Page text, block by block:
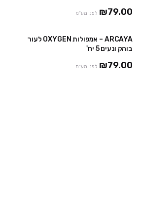
₪79.00 לפני מע"מ
ARCAYA – אמפולות OXYGEN לעור
בוהק ונעים 5 יח'
₪79.00 לפני מע"מ